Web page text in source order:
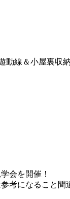
動線＆小屋裏収
会を開催！
考になること間